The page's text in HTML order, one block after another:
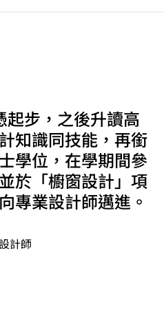
起步，之後升讀高
知識同技能，再銜
學位，在學期間參
於「櫥窗設計」項
專業設計師邁進。
計師